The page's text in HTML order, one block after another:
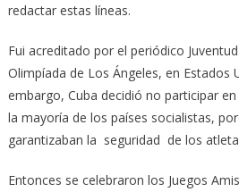
redactar estas líneas.
Fui acreditado por el periódico
Olimpíada de Los Ángeles, en Estados
embargo, Cuba decidió no participar
la mayoría de los países socialistas,
garantizaban la seguridad de los
Entonces se celebraron los Juegos